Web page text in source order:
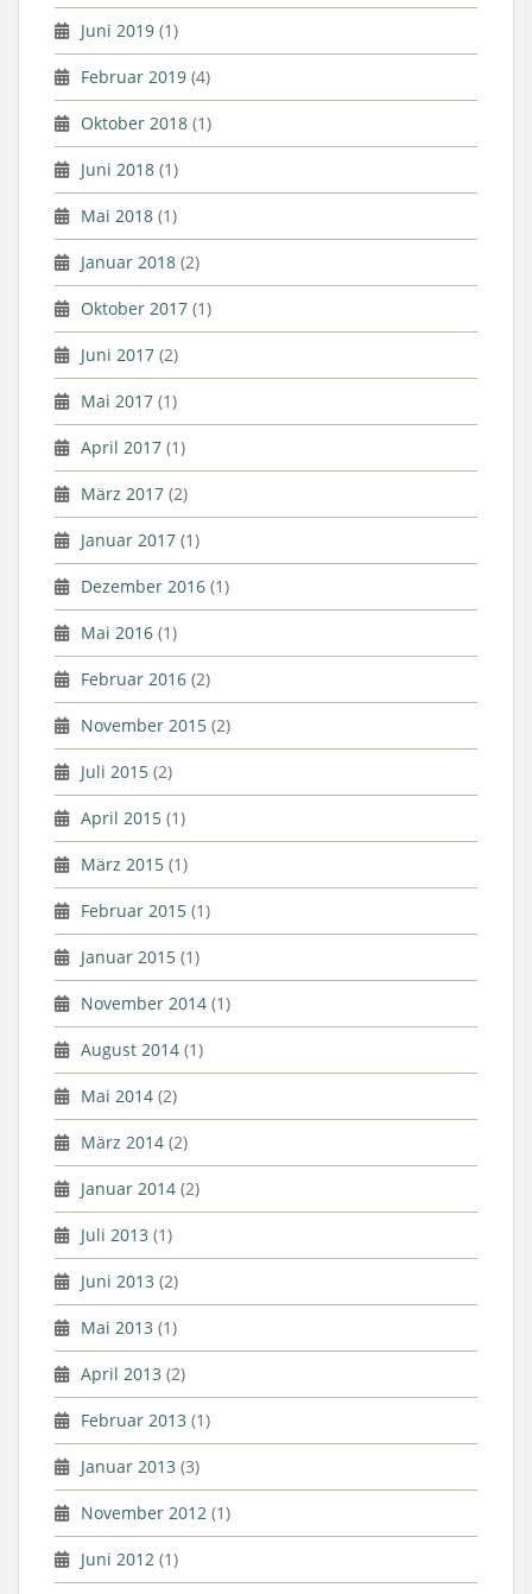
Juni 2019 (1)
Februar 2019 (4)
Oktober 2018 (1)
Juni 2018 (1)
Mai 2018 (1)
Januar 2018 (2)
Oktober 2017 (1)
Juni 2017 (2)
Mai 2017 (1)
April 2017 (1)
März 2017 (2)
Januar 2017 (1)
Dezember 2016 (1)
Mai 2016 (1)
Februar 2016 (2)
November 2015 (2)
Juli 2015 (2)
April 2015 (1)
März 2015 (1)
Februar 2015 (1)
Januar 2015 (1)
November 2014 (1)
August 2014 (1)
Mai 2014 (2)
März 2014 (2)
Januar 2014 (2)
Juli 2013 (1)
Juni 2013 (2)
Mai 2013 (1)
April 2013 (2)
Februar 2013 (1)
Januar 2013 (3)
November 2012 (1)
Juni 2012 (1)